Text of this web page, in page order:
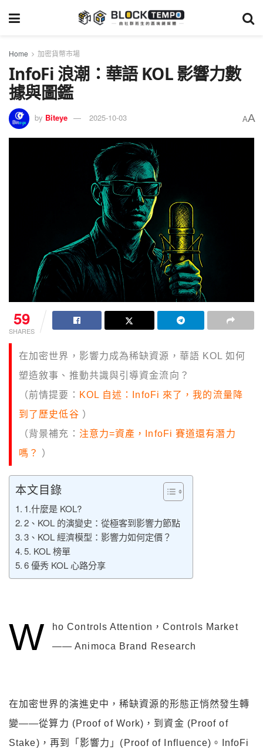
Home 加密貨幣市場
InfoFi 浪潮：華語 KOL 影響力數
據與圖鑑
by Biteye 2025-10-03 AA
59
SHARES
在加密世界，影響力成為稀缺資源，華語 KOL 如何
塑造敘事、推動共識與引導資金流向？
（前情提要： KOL 自述：InfoFi 來了，我的流量降
到了歷史低谷 ）
（背景補充： 注意力=資產，InfoFi 賽道還有潛力
嗎？
）
本文目錄
1.什麼是 KOL?
2、KOL 的演變史：從極客到影響力節點
3、KOL 經濟模型：影響力如何定價？
5. KOL 榜單
6 優秀 KOL 心路分享
W
ho Controls Attention，Controls Market
—— Animoca Brand Research
在加密世界的演進史中，稀缺資源的形態正悄然發生轉
變——從算力 (Proof of Work)，到資金 (Proof of
Stake)，再到「影響力」(Proof of Influence)。InfoFi